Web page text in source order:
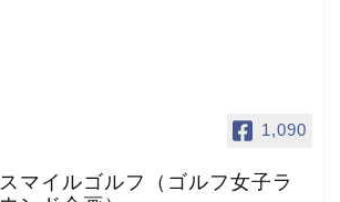
1,090
スマイルゴルフ（ゴルフ女子ラ